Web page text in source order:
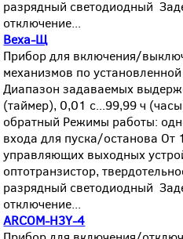
разрядный светодиодный
отключение...
Веха-Щ
Прибор для включения/
механизмов по
Диапазон задаваемых
(таймер), 0,01 с...99,99 ч
обратный Режимы работы:
входа для пуска/останова От
управляющих выходных
оптотранзистор,
разрядный светодиодный
отключение...
ARCOM-H3Y-4